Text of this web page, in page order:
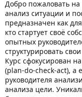
Добро пожаловать
анализ ситуации и
предназначен как
кто стартует своё
опытных
структурировать
Курс сфокусирован
(plan-do-check-act), а
руководителя
анализа цели.